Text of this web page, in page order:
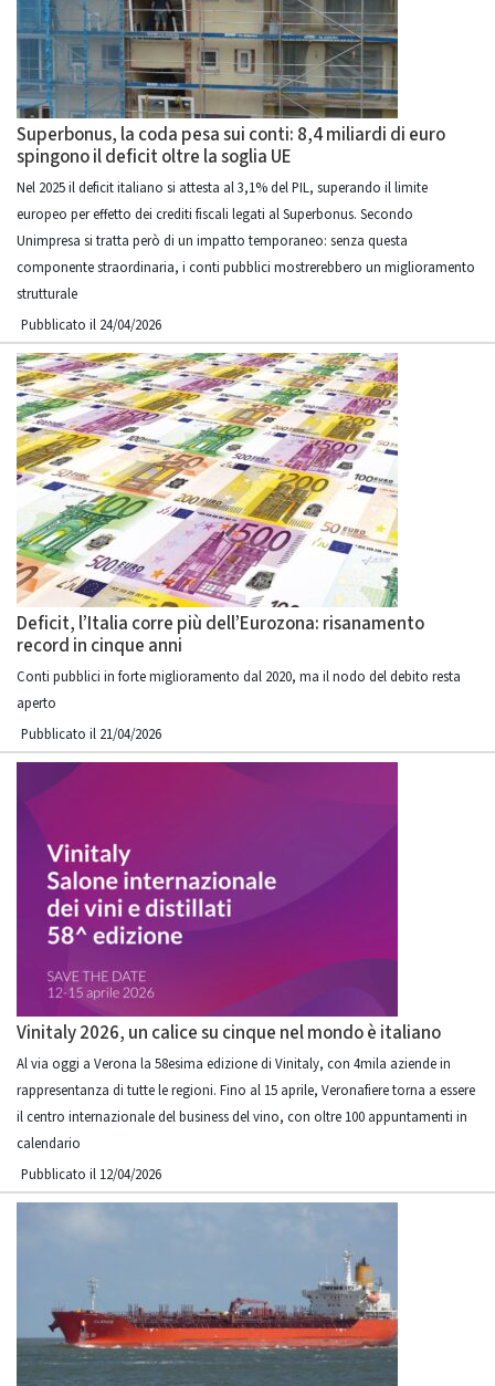
Superbonus, la coda pesa sui conti: 8,4 miliardi di euro
spingono il deficit oltre la soglia UE
Nel 2025 il deficit italiano si attesta al 3,1% del PIL, superando il limite
europeo per effetto dei crediti fiscali legati al Superbonus. Secondo
Unimpresa si tratta però di un impatto temporaneo: senza questa
componente straordinaria, i conti pubblici mostrerebbero un miglioramento
strutturale
Pubblicato il 24/04/2026
Deficit, l’Italia corre più dell’Eurozona: risanamento
record in cinque anni
Conti pubblici in forte miglioramento dal 2020, ma il nodo del debito resta
aperto
Pubblicato il 21/04/2026
Vinitaly 2026, un calice su cinque nel mondo è italiano
Al via oggi a Verona la 58esima edizione di Vinitaly, con 4mila aziende in
rappresentanza di tutte le regioni. Fino al 15 aprile, Veronafiere torna a essere
il centro internazionale del business del vino, con oltre 100 appuntamenti in
calendario
Pubblicato il 12/04/2026